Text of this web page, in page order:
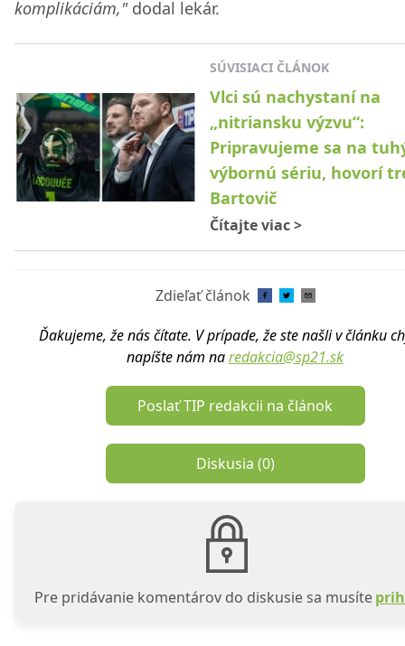
komplikáciám,"dodal lekár.
SÚVISIACI ČLÁNOK
Vlci sú nachystaní na
„nitriansku výzvu“:
Pripravujeme sa na
výbornú sériu, hovorí
Bartovič
Čítajte viac>
Zdieľať článok
Ďakujeme, že nás čítate. V prípade, že ste našli v článku
napíšte nám naredakcia@sp21.sk
Poslať TIP redakcii na článok
Diskusia (0)
Pre pridávanie komentárov do diskusie sa musíte